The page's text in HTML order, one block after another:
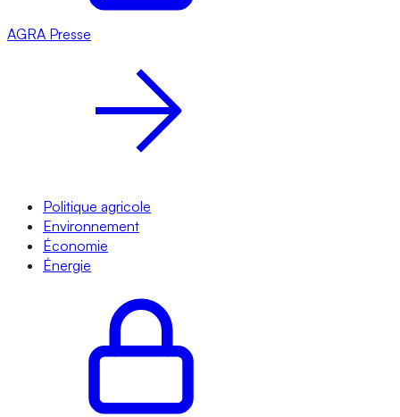
AGRA Presse
Politique agricole
Environnement
Économie
Énergie